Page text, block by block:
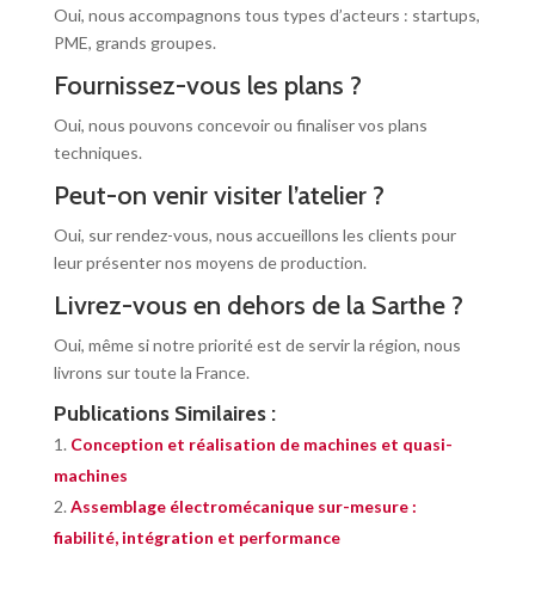
Oui, nous accompagnons tous types d’acteurs : startups,
PME, grands groupes.
Fournissez-vous les plans ?
Oui, nous pouvons concevoir ou finaliser vos plans
techniques.
Peut-on venir visiter l’atelier ?
Oui, sur rendez-vous, nous accueillons les clients pour
leur présenter nos moyens de production.
Livrez-vous en dehors de la Sarthe ?
Oui, même si notre priorité est de servir la région, nous
livrons sur toute la France.
Publications Similaires :
Conception et réalisation de machines et quasi-
machines
Assemblage électromécanique sur-mesure :
fiabilité, intégration et performance